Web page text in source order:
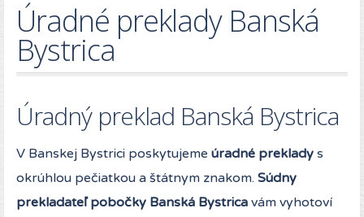
Úradné preklady Banská
Bystrica
Úradný preklad Banská Bystrica
V Banskej Bystrici poskytujeme úradné preklady s
okrúhlou pečiatkou a štátnym znakom. Súdny
prekladateľ pobočky Banská Bystrica vám vyhotoví